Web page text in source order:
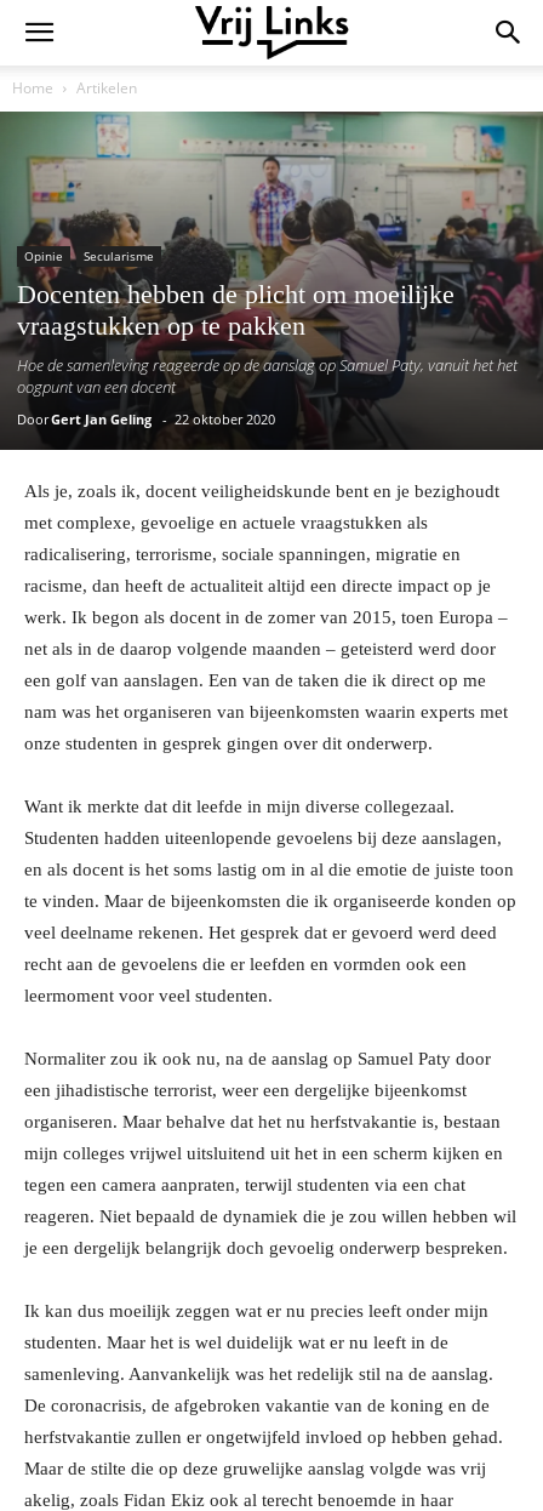
Home Artikelen
Opinie Secularisme
Docenten hebben de plicht om moeilijke
vraagstukken op te pakken
Hoe de samenleving reageerde op de aanslag op Samuel Paty, vanuit het het
oogpunt van een docent
DoorGert Jan Geling - 22 oktober 2020
Als je, zoals ik, docent veiligheidskunde bent en je bezighoudt
met complexe, gevoelige en actuele vraagstukken als
radicalisering, terrorisme, sociale spanningen, migratie en
racisme, dan heeft de actualiteit altijd een directe impact op je
werk. Ik begon als docent in de zomer van 2015, toen Europa –
net als in de daarop volgende maanden – geteisterd werd door
een golf van aanslagen. Een van de taken die ik direct op me
nam was het organiseren van bijeenkomsten waarin experts met
onze studenten in gesprek gingen over dit onderwerp.
Want ik merkte dat dit leefde in mijn diverse collegezaal.
Studenten hadden uiteenlopende gevoelens bij deze aanslagen,
en als docent is het soms lastig om in al die emotie de juiste toon
te vinden. Maar de bijeenkomsten die ik organiseerde konden op
veel deelname rekenen. Het gesprek dat er gevoerd werd deed
recht aan de gevoelens die er leefden en vormden ook een
leermoment voor veel studenten.
Normaliter zou ik ook nu, na de aanslag op Samuel Paty door
een jihadistische terrorist, weer een dergelijke bijeenkomst
organiseren. Maar behalve dat het nu herfstvakantie is, bestaan
mijn colleges vrijwel uitsluitend uit het in een scherm kijken en
tegen een camera aanpraten, terwijl studenten via een chat
reageren. Niet bepaald de dynamiek die je zou willen hebben wil
je een dergelijk belangrijk doch gevoelig onderwerp bespreken.
Ik kan dus moeilijk zeggen wat er nu precies leeft onder mijn
studenten. Maar het is wel duidelijk wat er nu leeft in de
samenleving. Aanvankelijk was het redelijk stil na de aanslag.
De coronacrisis, de afgebroken vakantie van de koning en de
herfstvakantie zullen er ongetwijfeld invloed op hebben gehad.
Maar de stilte die op deze gruwelijke aanslag volgde was vrij
akelig, zoals Fidan Ekiz ook al terecht benoemde in haar